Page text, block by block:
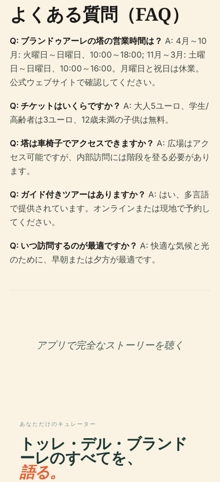
よくある質問（FAQ）
Q: ブランドゥアーレの塔の営業時間は？ A: 4月～10
月: 火曜日～日曜日、10:00～18:00; 11月～3月: 土曜
日～日曜日、10:00～16:00。月曜日と祝日は休業。
公式ウェブサイトで確認してください。
Q: チケットはいくらですか？ A: 大人5ユーロ、学生/
高齢者は3ユーロ、12歳未満の子供は無料。
Q: 塔は車椅子でアクセスできますか？ A: 広場はアク
セス可能ですが、内部訪問には階段を登る必要があり
ます。
Q: ガイド付きツアーはありますか？ A: はい、多言語
で提供されています。オンラインまたは現地で予約し
てください。
Q: いつ訪問するのが最適ですか？ A: 快適な気候と光
のために、早朝または夕方が最適です。
アプリで完全なストーリーを聴く
あなただけのキュレーター
トッレ・デル・ブランド
ーレのすべてを、
語る。